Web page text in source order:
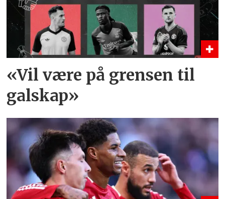
«Vil være på grensen til
galskap»